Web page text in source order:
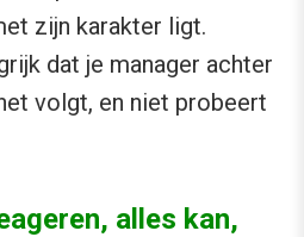
zijn karakter ligt.
dat je manager achter
volgt, en niet probeert
alles kan,